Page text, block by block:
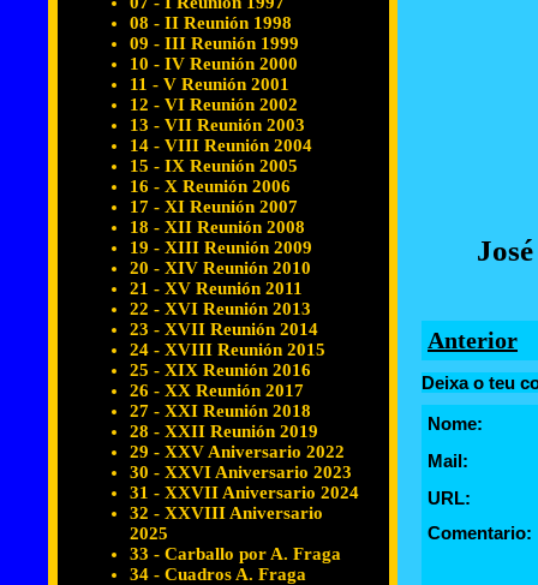
08 - II Reunión 1998
09 - III Reunión 1999
10 - IV Reunión 2000
11 - V Reunión 2001
12 - VI Reunión 2002
13 - VII Reunión 2003
14 - VIII Reunión 2004
15 - IX Reunión 2005
16 - X Reunión 2006
17 - XI Reunión 2007
18 - XII Reunión 2008
19 - XIII Reunión 2009
20 - XIV Reunión 2010
21 - XV Reunión 2011
22 - XVI Reunión 2013
23 - XVII Reunión 2014
24 - XVIII Reunión 2015
25 - XIX Reunión 2016
26 - XX Reunión 2017
27 - XXI Reunión 2018
28 - XXII Reunión 2019
29 - XXV Aniversario 2022
30 - XXVI Aniversario 2023
31 - XXVII Aniversario 2024
32 - XXVIII Aniversario
2025
33 - Carballo por A. Fraga
34 - Cuadros A. Fraga
Anterior
Deixa o teu
Nome:
Mail:
URL:
Comentario: